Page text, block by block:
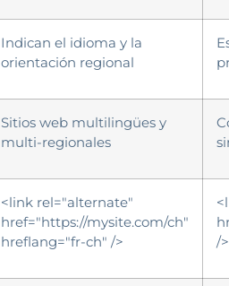
Indican el idioma y la
orientación regional
Sitios web multilingües y
multi-regionales
<link rel="alternate"
href="https://mysite.com/ch"
hreflang="fr-ch" />
/>